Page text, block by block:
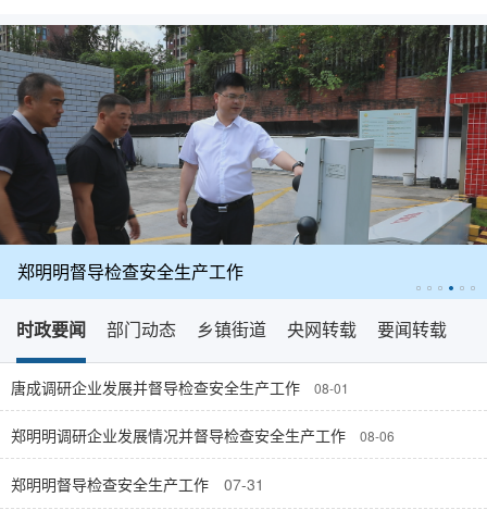
郑明明督导检查安全生产工作
时政要闻 部门动态 乡镇街道 央网转载 要闻转载
唐成调研企业发展并督导检查安全生产工作 08-01
郑明明调研企业发展情况并督导检查安全生产工作 08-06
郑明明督导检查安全生产工作 07-31